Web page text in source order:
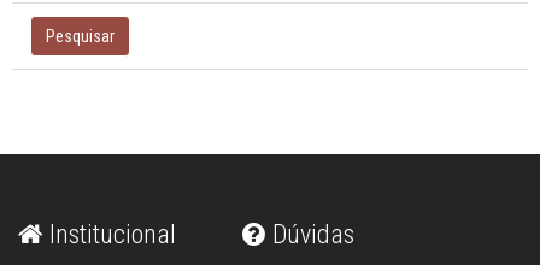
Pesquisar
Institucional Dúvidas